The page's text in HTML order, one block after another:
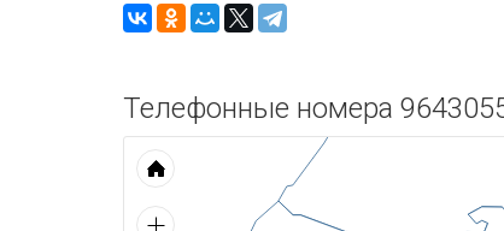
Телефонные номера